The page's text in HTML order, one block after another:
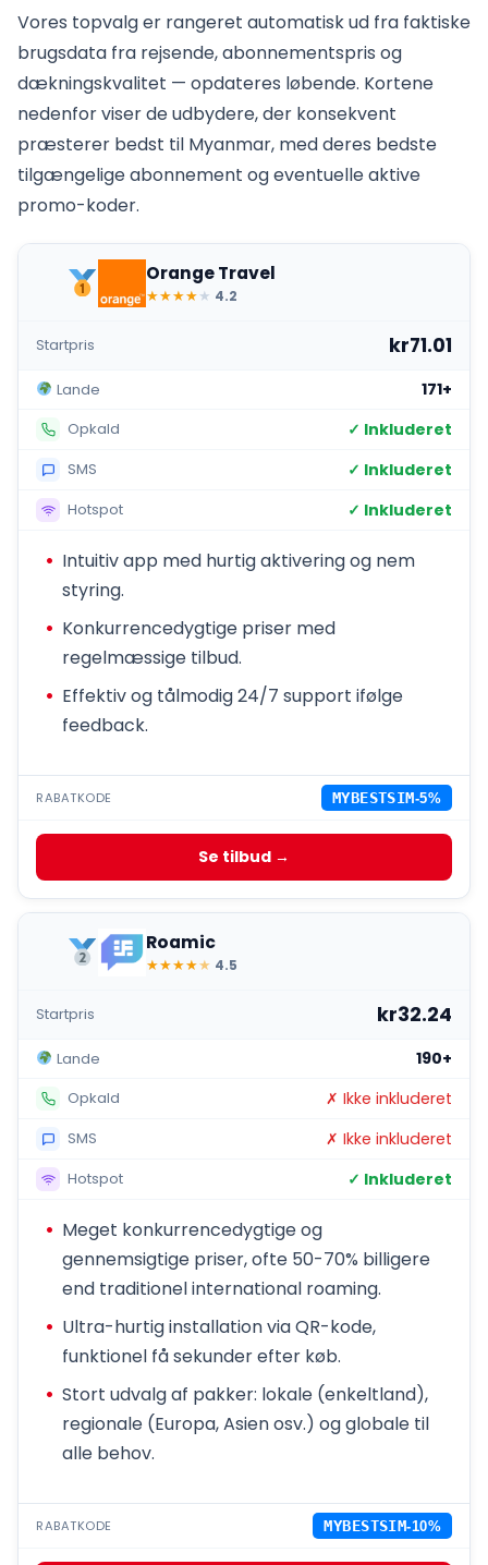
Vores topvalg er rangeret automatisk ud fra faktiske
brugsdata fra rejsende, abonnementspris og
dækningskvalitet — opdateres løbende. Kortene
nedenfor viser de udbydere, der konsekvent
præsterer bedst til Myanmar, med deres bedste
tilgængelige abonnement og eventuelle aktive
promo-koder.
Orange Travel
★★★★★ 4.2
Startpris kr71.01
Lande 171+
Opkald ✓ Inkluderet
SMS ✓ Inkluderet
Hotspot ✓ Inkluderet
Intuitiv app med hurtig aktivering og nem
styring.
Konkurrencedygtige priser med
regelmæssige tilbud.
Effektiv og tålmodig 24/7 support ifølge
feedback.
RABATKODE MYBESTSIM-5%
Se tilbud →
Roamic
★★★★★ 4.5
Startpris kr32.24
Lande 190+
Opkald ✗ Ikke inkluderet
SMS ✗ Ikke inkluderet
Hotspot ✓ Inkluderet
Meget konkurrencedygtige og
gennemsigtige priser, ofte 50-70% billigere
end traditionel international roaming.
Ultra-hurtig installation via QR-kode,
funktionel få sekunder efter køb.
Stort udvalg af pakker: lokale (enkeltland),
regionale (Europa, Asien osv.) og globale til
alle behov.
RABATKODE MYBESTSIM-10%